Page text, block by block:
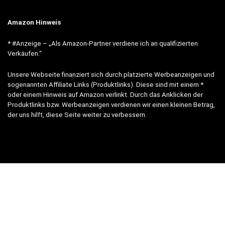
Amazon Hinweis
* #Anzeige – „Als Amazon-Partner verdiene ich an qualifizierten
Verkäufen.“
Unsere Webseite finanziert sich durch platzierte Werbeanzeigen und
sogenannten Affiliate Links (Produktlinks). Diese sind mit einem *
oder einem Hinweis auf Amazon verlinkt. Durch das Anklicken der
Produktlinks bzw. Werbeanzeigen verdienen wir einen kleinen Betrag,
der uns hilft, diese Seite weiter zu verbessern.